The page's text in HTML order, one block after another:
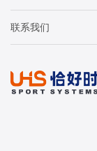
联系我们